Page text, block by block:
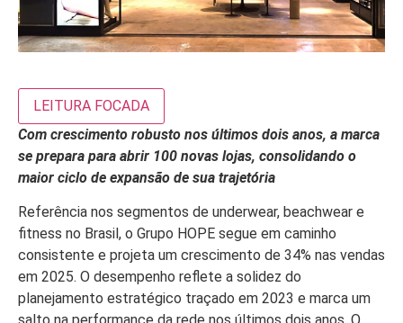
LEITURA FOCADA
Com crescimento robusto nos últimos dois anos, a marca
se prepara para abrir 100 novas lojas, consolidando o
maior ciclo de expansão de sua trajetória
Referência nos segmentos de underwear, beachwear e
fitness no Brasil, o Grupo HOPE segue em caminho
consistente e projeta um crescimento de 34% nas vendas
em 2025. O desempenho reflete a solidez do
planejamento estratégico traçado em 2023 e marca um